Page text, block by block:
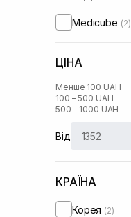
Medicube (2)
ЦІНА
Менше 100 UAH
100 – 500 UAH
500 – 1000 UAH
Від
КРАЇНА
Корея (2)